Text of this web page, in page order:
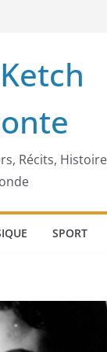
Récits,
SPORT